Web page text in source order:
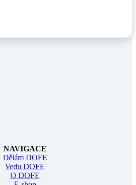
NAVIGACE
Dělám DOFE
Vedu DOFE
O DOFE